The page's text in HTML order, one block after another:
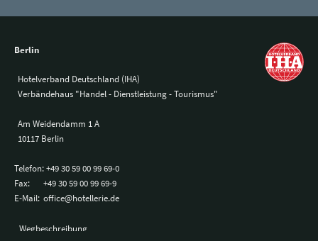
Berlin
Hotelverband Deutschland (IHA)
Verbändehaus "Handel - Dienstleistung - Tourismus"
Am Weidendamm 1 A
10117 Berlin
Telefon:+49 30 59 00 99 69-0
Fax:
+49 30 59 00 99 69-9
E-Mail: office@hotellerie.de
Wegbeschreibung